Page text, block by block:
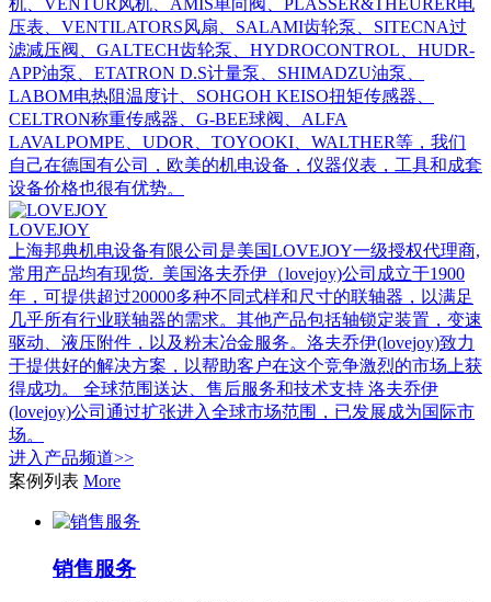
压表、VENTILATORS风扇、SALAMI齿轮泵、SITECNA过
滤减压阀、GALTECH齿轮泵、HYDROCONTROL、HUDR-
APP油泵、ETATRON D.S计量泵、SHIMADZU油泵、
LABOM电热阻温度计、SOHGOH KEISO扭矩传感器、
CELTRON称重传感器、G-BEE球阀、ALFA
LAVALPOMPE、UDOR、TOYOOKI、WALTHER等，我们
自己在德国有公司，欧美的机电设备，仪器仪表，工具和成套
设备价格也很有优势。
LOVEJOY
上海邦典机电设备有限公司是美国LOVEJOY一级授权代理商,
常用产品均有现货. 美国洛夫乔伊（lovejoy)公司成立于1900
年，可提供超过20000多种不同式样和尺寸的联轴器，以满足
几乎所有行业联轴器的需求。其他产品包括轴锁定装置，变速
驱动、液压附件，以及粉末冶金服务。洛夫乔伊(lovejoy)致力
于提供好的解决方案，以帮助客户在这个竞争激烈的市场上获
得成功。 全球范围送达、售后服务和技术支持 洛夫乔伊
(lovejoy)公司通过扩张进入全球市场范围，已发展成为国际市
场。
进入 产品频道>>
案例列表 More
销售服务